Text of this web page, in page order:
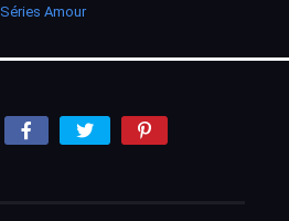
Séries Amour